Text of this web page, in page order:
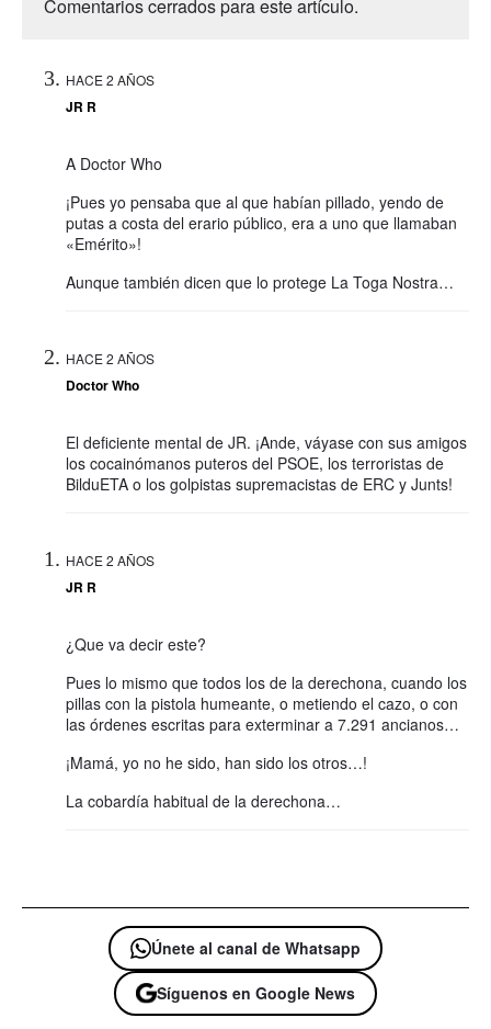
Comentarios cerrados para este artículo.
HACE 2 AÑOS
JR R
A Doctor Who
¡Pues yo pensaba que al que habían pillado, yendo de
putas a costa del erario público, era a uno que llamaban
«Emérito»!
Aunque también dicen que lo protege La Toga Nostra…
HACE 2 AÑOS
Doctor Who
El deficiente mental de JR. ¡Ande, váyase con sus amigos
los cocainómanos puteros del PSOE, los terroristas de
BilduETA o los golpistas supremacistas de ERC y Junts!
HACE 2 AÑOS
JR R
¿Que va decir este?
Pues lo mismo que todos los de la derechona, cuando los
pillas con la pistola humeante, o metiendo el cazo, o con
las órdenes escritas para exterminar a 7.291 ancianos…
¡Mamá, yo no he sido, han sido los otros…!
La cobardía habitual de la derechona…
Únete al canal de Whatsapp
Síguenos en Google News